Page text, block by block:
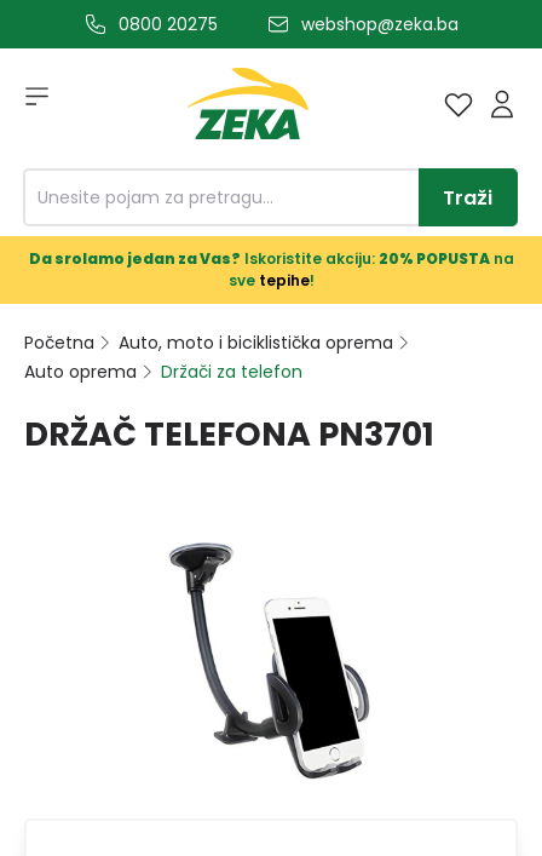
glavni sadržaj0800 20275 webshop@zeka.ba
Traži
Da srolamo jedan za Vas? Iskoristite akciju: 20% POPUSTAna
sve tepihe!
Početna
Auto, moto i biciklistička oprema
Auto oprema
Držači za telefon
DRŽAČ TELEFONA PN3701